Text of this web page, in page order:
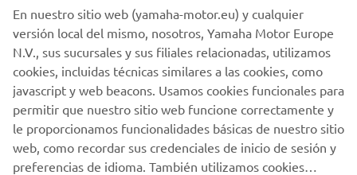
privacidad.
ENVIAR
En nuestro sitio web (yamaha-motor.eu) y cualquier
versión local del mismo, nosotros, Yamaha Motor Europe
N.V., sus sucursales y sus filiales relacionadas, utilizamos
cookies, incluidas técnicas similares a las cookies, como
javascript y web beacons. Usamos cookies funcionales para
permitir que nuestro sitio web funcione correctamente y
le proporcionamos funcionalidades básicas de nuestro sitio
web, como recordar sus credenciales de inicio de sesión y
preferencias de idioma. También utilizamos cookies